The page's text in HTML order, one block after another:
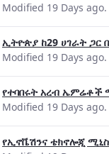
Modified 19 Days ago.
ኢትዮጵያ ከ29 ሀገራት ጋር
Modified 19 Days ago.
የተባበሩት አረብ ኤምሬቶች
Modified 19 Days ago.
የኢኖቬሽንና ቴክኖሎጂ